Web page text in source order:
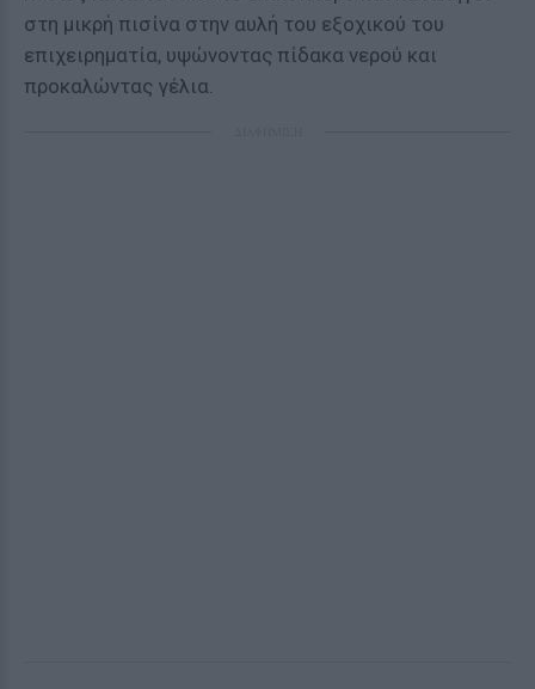
στη μικρή πισίνα στην αυλή του εξοχικού του
επιχειρηματία, υψώνοντας πίδακα νερού και
προκαλώντας γέλια.